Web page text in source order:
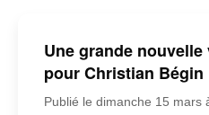
Une grande
pour Christian Bégin
Publié le dimanche 15 mars